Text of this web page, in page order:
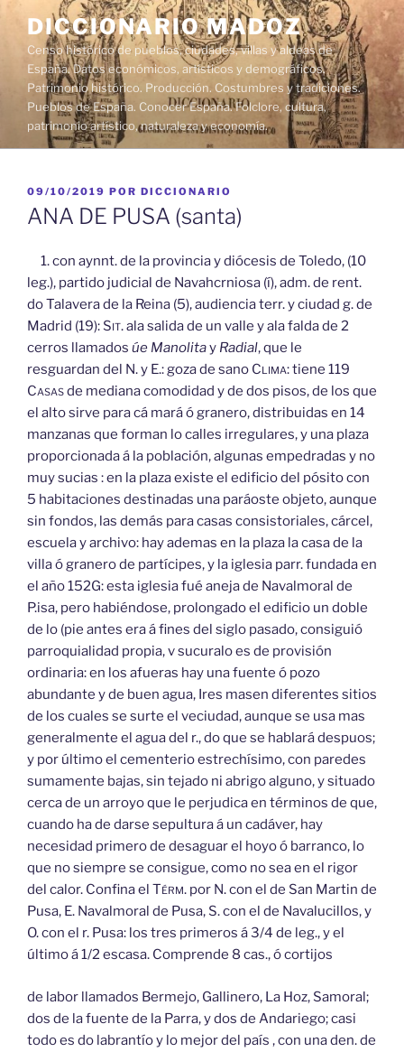
contenido
DICCIONARIO MADOZ
Censo histórico de pueblos, ciudades, villas y aldeas de
España. Datos económicos, artísticos y demográficos.
Patrimonio histórico. Producción. Costumbres y tradiciones.
Pueblos de España. Conocer España. Folclore, cultura,
patrimonio artístico, naturaleza y economía.
PUBLICADO
EL
09/10/2019 POR DICCIONARIO
ANA DE PUSA (santa)
1. con aynnt. de la provincia y diócesis de Toledo, (10
leg.), partido judicial de Navahcrniosa (í), adm. de rent.
do Talavera de la Reina (5), audiencia terr. y ciudad g. de
Madrid (19): Sit.ala salida de un valle y ala falda de 2
cerros llamados úe Manolitay Radial, que le
resguardan del N. y E.: goza de sano Clima:tiene 119
Casasde mediana comodidad y de dos pisos, de los que
el alto sirve para cá mará ó granero, distribuidas en 14
manzanas que forman lo calles irregulares, y una plaza
proporcionada á la población, algunas empedradas y no
muy sucias : en la plaza existe el edificio del pósito con
5 habitaciones destinadas una paráoste objeto, aunque
sin fondos, las demás para casas consistoriales, cárcel,
escuela y archivo: hay ademas en la plaza la casa de la
villa ó granero de partícipes, y la iglesia parr. fundada en
el año 152G: esta iglesia fué aneja de Navalmoral de
P.isa, pero habiéndose, prolongado el edificio un doble
de lo (pie antes era á fines del siglo pasado, consiguió
parroquialidad propia, v sucuralo es de provisión
ordinaria: en los afueras hay una fuente ó pozo
abundante y de buen agua, Ires masen diferentes sitios
de los cuales se surte el veciudad, aunque se usa mas
generalmente el agua del r., do que se hablará despuos;
y por último el cementerio estrechísimo, con paredes
sumamente bajas, sin tejado ni abrigo alguno, y situado
cerca de un arroyo que le perjudica en términos de que,
cuando ha de darse sepultura á un cadáver, hay
necesidad primero de desaguar el hoyo ó barranco, lo
que no siempre se consigue, como no sea en el rigor
del calor. Confina el Térm. por N. con el de San Martin de
Pusa, E. Navalmoral de Pusa, S. con el de Navalucillos, y
O. con el r. Pusa: los tres primeros á 3/4 de leg., y el
último á 1/2 escasa. Comprende 8 cas., ó cortijos
de labor llamados Bermejo, Gallinero, La Hoz, Samoral;
dos de la fuente de la Parra, y dos de Andariego; casi
todo es do labrantío y lo mejor del país , con una den. de